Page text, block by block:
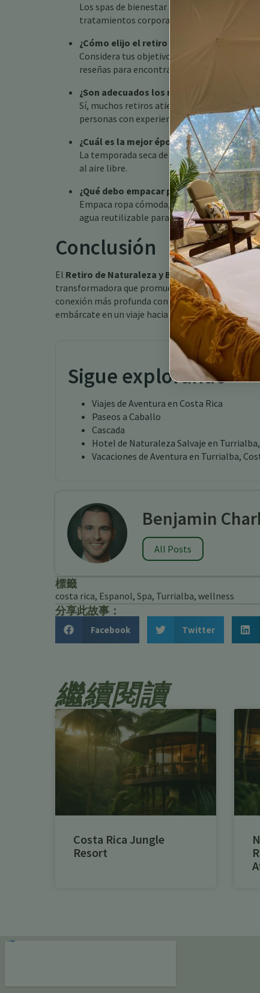
Los spas de bienestar en Turrialba suelen
tratamientos corporales, clases de yoga y
¿Cómo elijo el retiro de bienestar
Considera tus objetivos de bienestar,
reseñas para encontrar el que mejor se
¿Son adecuados los retiros de bienestar
Sí, muchos retiros atienden a todos los
personas con experiencia.
¿Cuál es la mejor época para visitar
La temporada seca de diciembre a abril es
al aire libre.
¿Qué debo empacar para un retiro de
Empaca ropa cómoda, equipo de yoga,
agua reutilizable para mantenerte
Conclusión
El Retiro de Naturaleza y Bienestar Spa en
transformadora que promueve la sanación
conexión más profunda con la naturaleza, este
embárcate en un viaje hacia el bienestar hoy
Sigue explorando
Viajes de Aventura en Costa Rica
Paseos a Caballo
Cascada
Hotel de Naturaleza Salvaje en
Vacaciones de Aventura en Turrialba,
Benjamin
All Posts
標籤
costa rica, Espanol, Spa, Turrialba, wellness
分享此故事：
Facebook Twitter
繼續閱讀
Costa Rica Jungle
Resort